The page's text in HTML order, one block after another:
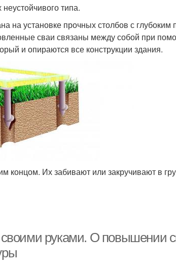
типа.
на установке прочных столбов с глубоким
сваи связаны между собой при
и опираются все конструкции здания.
Их забивают или закручивают в
своими руками. О повышении